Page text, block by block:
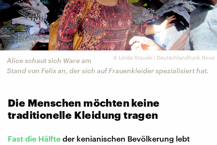
© Linda Staude | Deutschlandfunk Nova
Alice schaut sich Ware am
Stand von Felix an, der sich auf Frauenkleider spezialisiert hat.
Die Menschen möchten keine
traditionelle Kleidung tragen
Fast die Hälfte der kenianischen Bevölkerung lebt